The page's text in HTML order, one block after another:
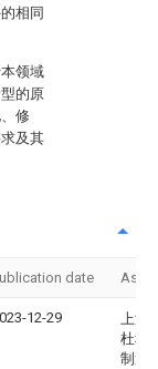
相同
领域
的原
修
及其
date
12-29
上海
杜科
制造